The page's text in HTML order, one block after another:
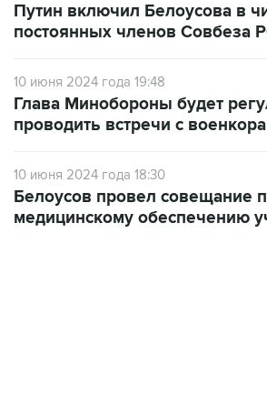
Путин включил Белоусова в
постоянных членов Совбеза
10 июня 2024 года 19:48
Глава Минобороны будет
проводить встречи с
10 июня 2024 года 18:30
Белоусов провел совещание
медицинскому обеспечению